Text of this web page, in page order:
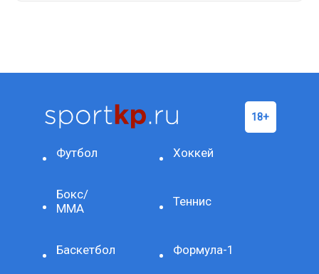
Футбол Хоккей
Бокс/
ММА
Теннис
Баскетбол Формула-1